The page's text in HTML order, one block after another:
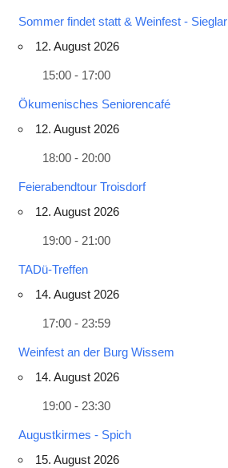
Sommer findet statt & Weinfest - Sieglar
12. August 2026
15:00 - 17:00
Ökumenisches Seniorencafé
12. August 2026
18:00 - 20:00
Feierabendtour Troisdorf
12. August 2026
19:00 - 21:00
TADü-Treffen
14. August 2026
17:00 - 23:59
Weinfest an der Burg Wissem
14. August 2026
19:00 - 23:30
Augustkirmes - Spich
15. August 2026